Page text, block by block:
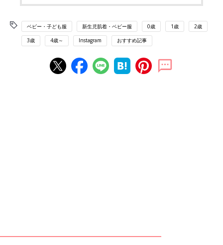
ベビー・子ども服 新生児肌着・ベビー服 0歳 1歳 2歳
3歳 4歳～ Instagram おすすめ記事